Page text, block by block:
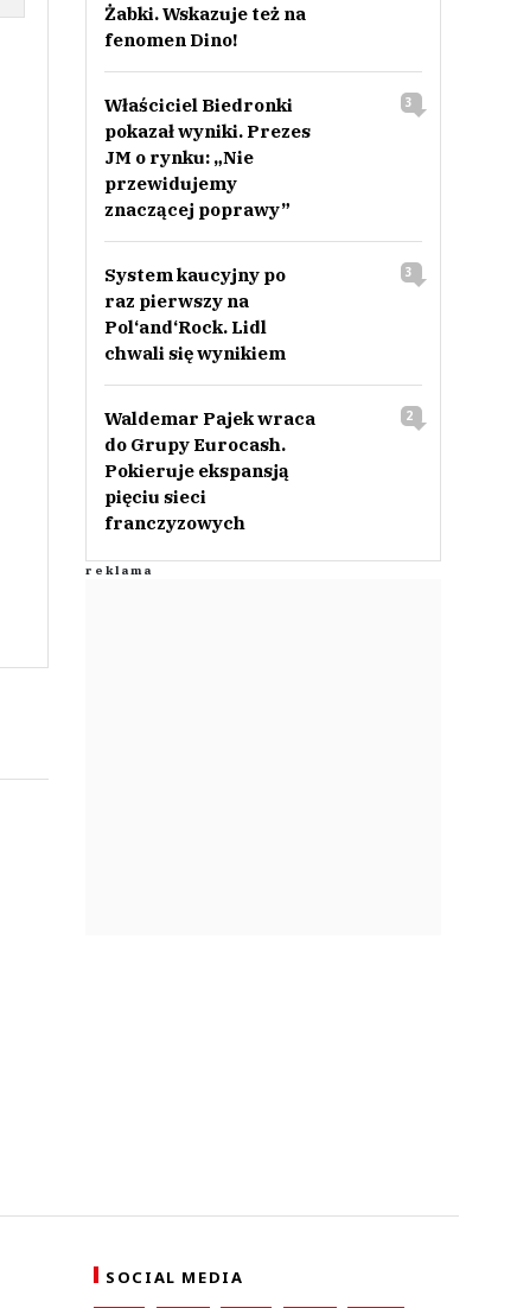
Żabki. Wskazuje też na
fenomen Dino!
Właściciel Biedronki
pokazał wyniki. Prezes
JM o rynku: „Nie
przewidujemy
znaczącej poprawy”
3
System kaucyjny po
raz pierwszy na
Pol‘and‘Rock. Lidl
chwali się wynikiem
3
Waldemar Pajek wraca
do Grupy Eurocash.
Pokieruje ekspansją
pięciu sieci
franczyzowych
2
SOCIAL MEDIA